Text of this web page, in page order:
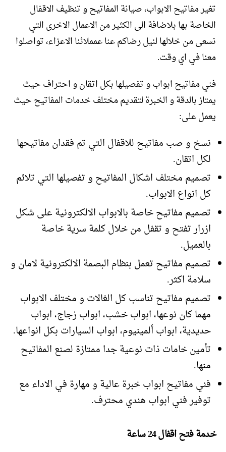
تغير مفاتيح الابواب، صيانة المفاتيح و تنظيف الاقفال
الخاصة بها بلاضافة الى الكثير من الاعمال الاخرى التي
نسعى من خلالها لنيل رضاكم عنا عمملائنا الاعزاء، تواصلوا
معنا في اي وقت.
فني مفاتيح ابواب و تفصيلها بكل اتقان و احتراف حيث
يمتاز بالدقة و الخبرة لتقديم مختلف خدمات المفاتيح حيث
يعمل على:
نسخ و صب مفاتيح للاقفال التي تم فقدان مفاتيحها
لكل اتقان.
تصميم مختلف اشكال المفاتيح و تفصيلها التي تلائم
كل انواع الابواب.
تصميم مفاتيح خاصة بالابواب الالكترونية على شكل
ازرار تفتح و تقفل من خلال كلمة سرية خاصة
بالعميل.
تصميم مفاتيح تعمل بنظام البصمة الالكترونية لامان و
سلامة اكثر.
تصميم مفاتيح تناسب كل الغالات و مختلف الابواب
مهما كان نوعها، ابواب خشب، ابواب زجاج، ابواب
حديدية، ابواب ألمينيوم، ابواب السيارات بكل انواعها.
تأمين خامات ذات نوعية جدا ممتازة لصنع المفاتيح
منها.
فني مفاتيح ابواب خبرة عالية و مهارة في الاداء مع
توفير فني ابواب هندي محترف.
خدمة فتح اقفال 24 ساعة